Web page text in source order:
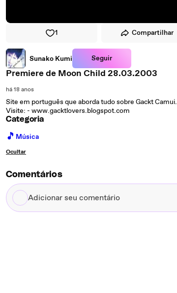
1 Compartilhar
Sunako Kumi Seguir
Premiere de Moon Child 28.03.2003
há 18 anos
Site em português que aborda tudo sobre Gackt Camui.
Visite: - www.gacktlovers.blogspot.com
Categoria
🎵 Música
Ocultar
Comentários
Adicionar
seu